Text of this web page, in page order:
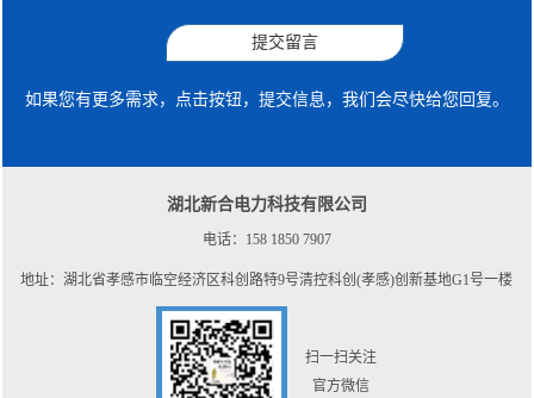
提交留言
如果您有更多需求，点击按钮，提交信息，我们会尽快给您回复。
湖北新合电力科技有限公司
电话：158 1850 7907
地址：湖北省孝感市临空经济区科创路特9号清控科创(孝感)创新基地G1号一楼
扫一扫关注
官方微信